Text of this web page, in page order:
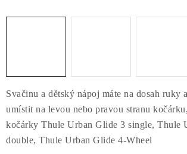
STŘEŠNÍ KOŠE
AUTOSTANY
CESTOVNÍ ZAVAZADLA
Svačinu a dětský nápoj máte na dosah ruky
umístit na levou nebo pravou stranu
kočárky Thule Urban Glide 3 single, Thule
double, Thule Urban Glide 4-Wheel